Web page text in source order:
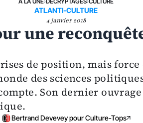
ATLANTI-CULTURE
4 janvier 2018
une
de position, mais
des sciences
Son dernier
Bertrand Devevey pour Culture-Tops